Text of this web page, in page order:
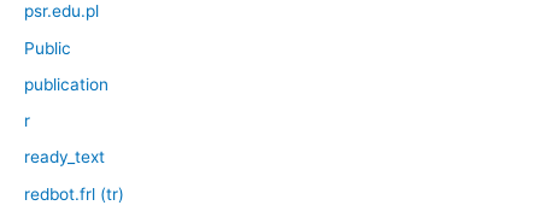
psr.edu.pl
Public
publication
r
ready_text
redbot.frl (tr)